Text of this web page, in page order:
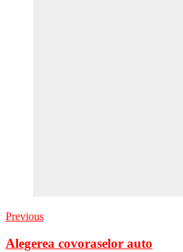
Previous
Alegerea covoraselor auto